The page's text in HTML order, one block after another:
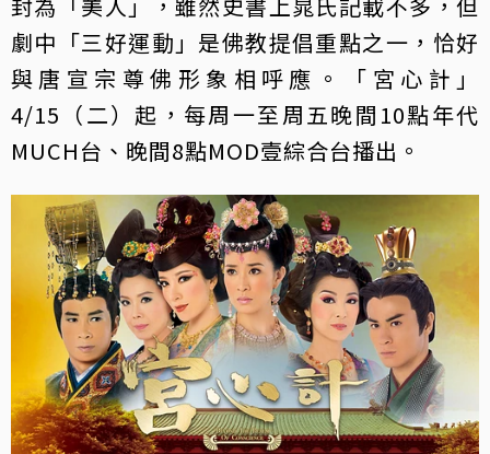
劇中「三好運動」是佛教提倡重點之一，恰好
與唐宣宗尊佛形象相呼應。「宮心計」
4/15（二）起，每周一至周五晚間10點年代
MUCH台、晚間8點MOD壹綜合台播出。